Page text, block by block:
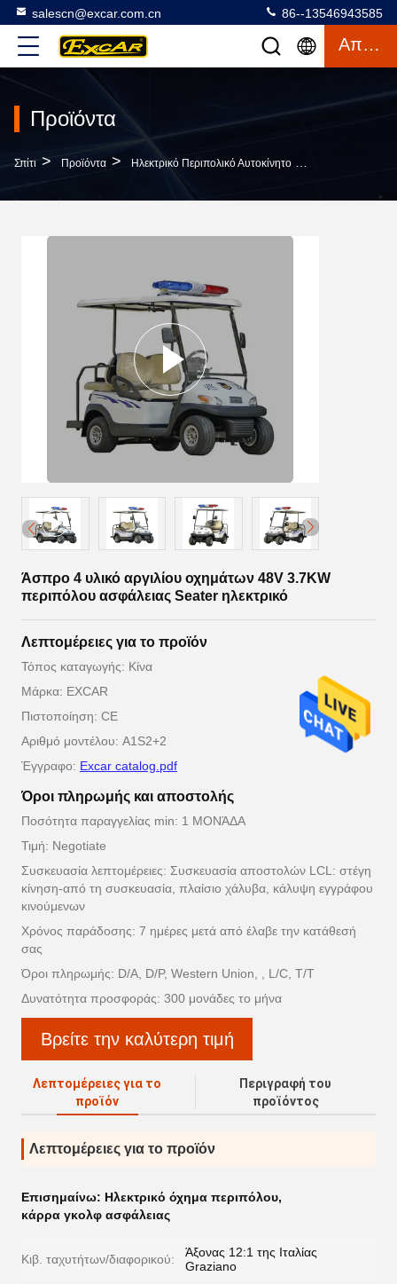
salescn@excar.com.cn 86--13546943585
Απόσπασμα
Προϊόντα
Σπίτι > Προϊόντα > Ηλεκτρικό Περιπολικό Αυτοκίνητο >
Άσπρο 4 υλικό αργιλίου οχημάτων 48V 3.7KW
περιπόλου ασφάλειας Seater ηλεκτρικό
Λεπτομέρειες για το προϊόν
Τόπος καταγωγής: Κίνα
Μάρκα: EXCAR
Πιστοποίηση: CE
Αριθμό μοντέλου: A1S2+2
Έγγραφο: Excar catalog.pdf
Όροι πληρωμής και αποστολής
Ποσότητα παραγγελίας min: 1 ΜΟΝΆΔΑ
Τιμή: Negotiate
Συσκευασία λεπτομέρειες: Συσκευασία αποστολών LCL: στέγη
κίνηση-από τη συσκευασία, πλαίσιο χάλυβα, κάλυψη εγγράφου
κινούμενων
Χρόνος παράδοσης: 7 ημέρες μετά από έλαβε την κατάθεσή
σας
Όροι πληρωμής: D/A, D/P, Western Union, , L/C, T/T
Δυνατότητα προσφοράς: 300 μονάδες το μήνα
Βρείτε την καλύτερη τιμή
Λεπτομέρειες για το
προϊόν
Περιγραφή του
προϊόντος
Λεπτομέρειες για το προϊόν
Επισημαίνω: Ηλεκτρικό όχημα περιπόλου,
κάρρα γκολφ ασφάλειας
Κιβ. ταχυτήτων/διαφορικού:
Άξονας 12:1 της Ιταλίας
Graziano